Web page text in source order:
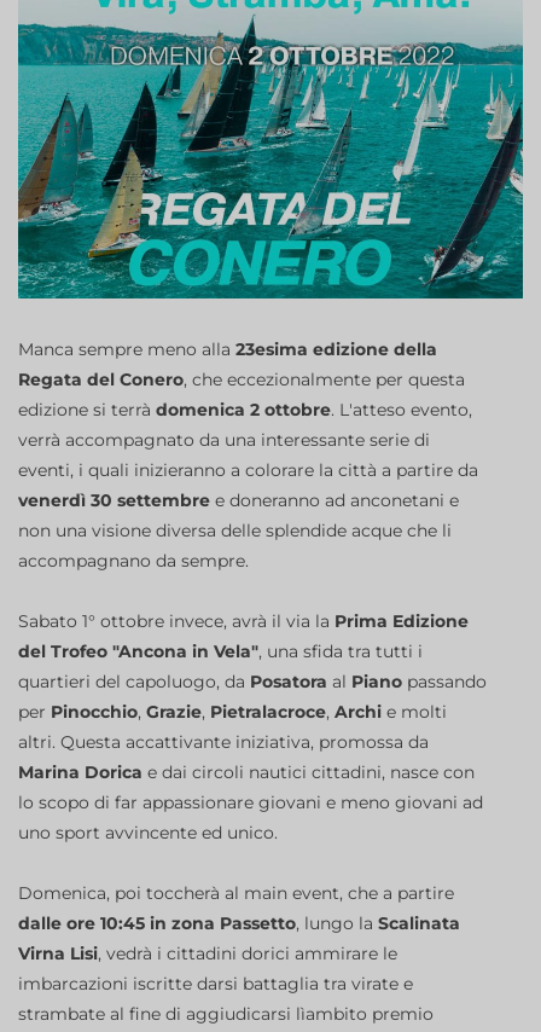
Manca sempre meno alla 23esima edizione della
Regata del Conero, che eccezionalmente per questa
edizione si terrà domenica 2 ottobre. L'atteso evento,
verrà accompagnato da una interessante serie di
eventi, i quali inizieranno a colorare la città a partire da
venerdì 30 settembre e doneranno ad anconetani e
non una visione diversa delle splendide acque che li
accompagnano da sempre.
Sabato 1° ottobre invece, avrà il via la Prima Edizione
del Trofeo "Ancona in Vela", una sfida tra tutti i
quartieri del capoluogo, da Posatora al Piano passando
per Pinocchio, Grazie, Pietralacroce, Archi e molti
altri. Questa accattivante iniziativa, promossa da
Marina Dorica e dai circoli nautici cittadini, nasce con
lo scopo di far appassionare giovani e meno giovani ad
uno sport avvincente ed unico.
Domenica, poi toccherà al main event, che a partire
dalle ore 10:45 in zona Passetto, lungo la Scalinata
Virna Lisi, vedrà i cittadini dorici ammirare le
imbarcazioni iscritte darsi battaglia tra virate e
strambate al fine di aggiudicarsi lìambito premio